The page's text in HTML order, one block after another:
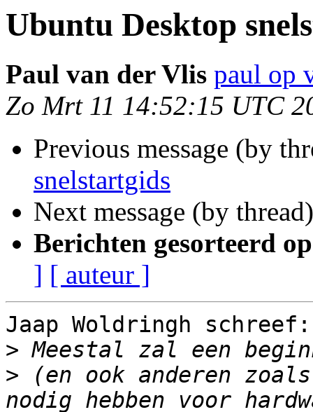
Ubuntu Desktop
Paul van der Vlis paul op
Zo Mrt 11 14:52:15 UTC
Previous message (by
snelstartgids
Next message (by
Berichten gesorteerd
] [ auteur ]
Jaap Woldringh schreef:
>
> (en ook anderen